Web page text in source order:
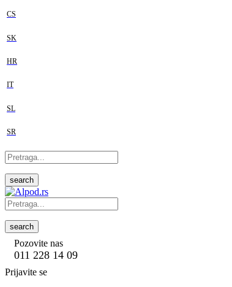
CS
SK
HR
IT
SL
SR
search
search
Pozovite nas
011 228 14 09
Prijavite se